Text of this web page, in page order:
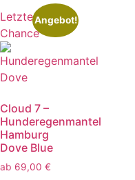
Letzte
Chance
Angebot!
Cloud 7 –
Hunderegenmantel
Hamburg
Dove Blue
ab 69,00 €